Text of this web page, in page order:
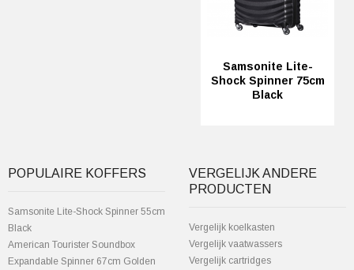
Samsonite Lite-
Shock Spinner 75cm
Black
POPULAIRE KOFFERS
Samsonite Lite-Shock Spinner 55cm
Black
American Tourister Soundbox
Expandable Spinner 67cm Golden
VERGELIJK ANDERE
PRODUCTEN
Vergelijk koelkasten
Vergelijk vaatwassers
Vergelijk cartridges